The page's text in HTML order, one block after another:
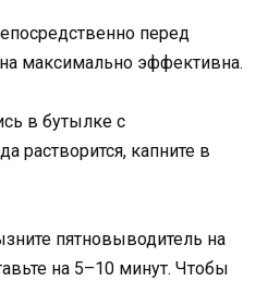
перед
максимально эффективна.
в бутылке с
растворится, капните в
пятновыводитель на
на 5–10 минут. Чтобы